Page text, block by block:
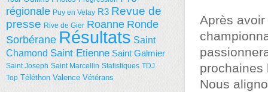
Après
prochaines
Nous
régionale Puy en Velay R3 Revue de
presse Rive de Gier Roanne Ronde
Sorbérane Résultats Saint
Chamond Saint Etienne Saint Galmier
Saint Joseph Saint Marcellin Statistiques TDJ
Top Téléthon Valence Vétérans